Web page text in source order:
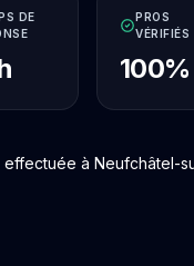
DE
PROS
VÉRIFIÉS
100%
à Neufchâtel-